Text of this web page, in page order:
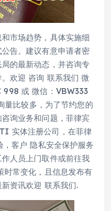
市场趋势，具体实施细
告。建议有意申请者密
的最新动态，并咨询专
欢迎 咨询 联系我们 微
998 或 微信：VBW333
量比较多，为了节约您的
询业务和问题，菲律宾
实体注册公司，在菲律
客户 隐私安全保护服务
人员上门取件或前往我
时常变化，且信息发布有
资讯欢迎 联系我们.